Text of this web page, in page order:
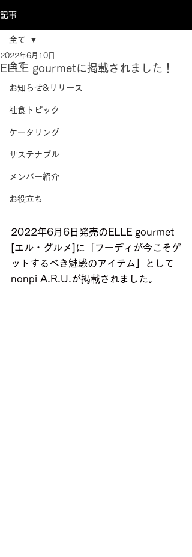
記事
全て
お知らせ&リリース
社食トピック
ケータリング
サステナブル
メンバー紹介
お役立ち
全て
ELLE gourmetに掲載されました！
2022年6月10日
2022年6月6日発売のELLE gourmet
[エル・グルメ]に「フーディが今こそゲ
ットするべき魅惑のアイテム」として
nonpi A.R.U.が掲載されました。